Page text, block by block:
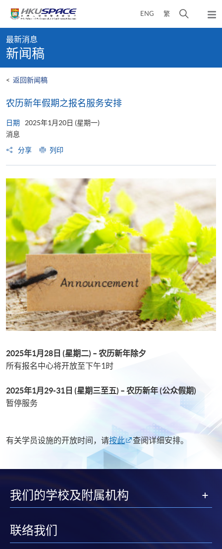
content
ENG 繁
开
弹
出
content
start
最新消息
新闻稿
< 返回新闻稿
农历新年假期之报名服务安排
日期
2025年1月20日 (星期一)
消息
分享
列印
2025年1月28日 (星期二) – 农历新年除夕
所有报名中心将开放至下午1时
2025年1月29-31日 (星期三至五) – 农历新年 (公众假期)
暂停服务
有关学员设施的开放时间，请按此 查阅详细安排。
我们的学校及附属机构
联络我们